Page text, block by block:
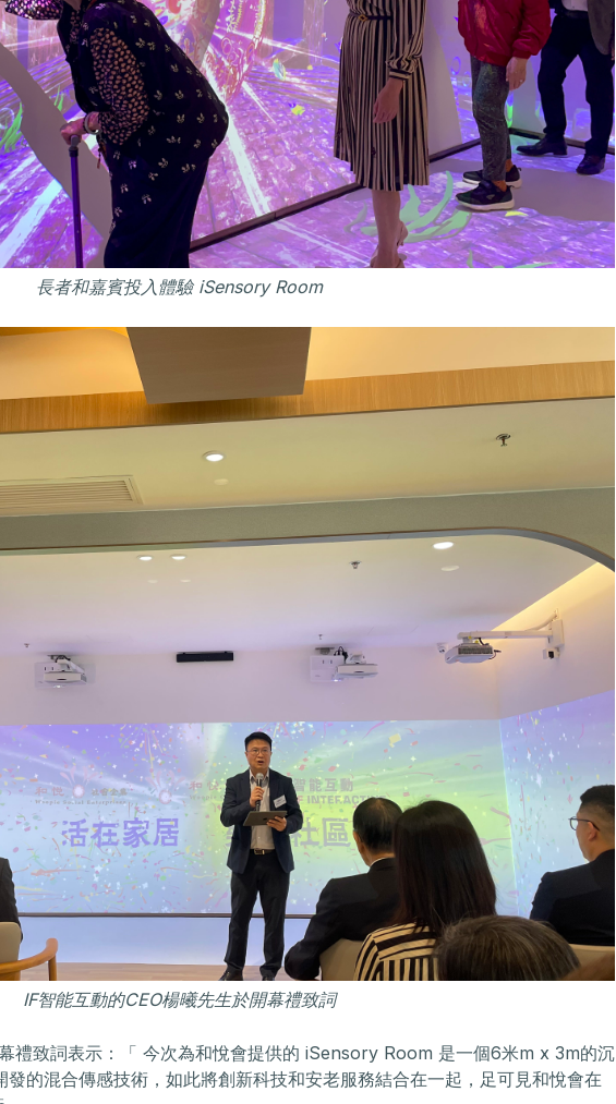
長者和嘉賓投入體驗 iSensory Room
IF智能互動的CEO楊曦先生於開幕禮致詞
禮致詞表示：「 今次為和悅會提供的 iSensory Room 是一個6米m x 3m的沉
的混合傳感技術，如此將創新科技和安老服務結合在一起，足可見和悅會在